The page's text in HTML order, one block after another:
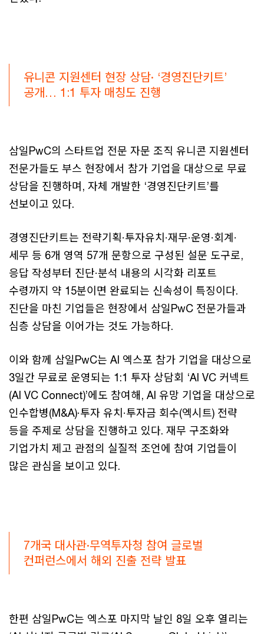
유니콘 지원센터 현장 상담· ‘경영진단키트’
공개… 1:1 투자 매칭도 진행
삼일PwC의 스타트업 전문 자문 조직 유니콘 지원센터
전문가들도 부스 현장에서 참가 기업을 대상으로 무료
상담을 진행하며, 자체 개발한 ‘경영진단키트’를
선보이고 있다.
경영진단키트는 전략기획·투자유치·재무·운영·회계·
세무 등 6개 영역 57개 문항으로 구성된 설문 도구로,
응답 작성부터 진단·분석 내용의 시각화 리포트
수령까지 약 15분이면 완료되는 신속성이 특징이다.
진단을 마친 기업들은 현장에서 삼일PwC 전문가들과
심층 상담을 이어가는 것도 가능하다.
이와 함께 삼일PwC는 AI 엑스포 참가 기업을 대상으로
3일간 무료로 운영되는 1:1 투자 상담회 ‘AI VC 커넥트
(AI VC Connect)’에도 참여해, AI 유망 기업을 대상으로
인수합병(M&A)·투자 유치·투자금 회수(엑시트) 전략
등을 주제로 상담을 진행하고 있다. 재무 구조화와
기업가치 제고 관점의 실질적 조언에 참여 기업들이
많은 관심을 보이고 있다.
7개국 대사관·무역투자청 참여 글로벌
컨퍼런스에서 해외 진출 전략 발표
한편 삼일PwC는 엑스포 마지막 날인 8일 오후 열리는